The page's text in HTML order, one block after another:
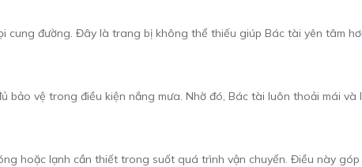
đường. Đây là trang bị không thể thiếu giúp Bác tài yên tâm
vệ trong điều kiện nắng mưa. Nhờ đó, Bác tài luôn thoải mái và
hoặc lạnh cần thiết trong suốt quá trình vận chuyển. Điều này